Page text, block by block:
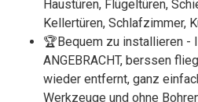
Haustüren, Flügeltüren,
Kellertüren, Schlafzimmer,
🏆Bequem zu installieren -
ANGEBRACHT, berssen
wieder entfernt, ganz
Werkzeuge und ohne